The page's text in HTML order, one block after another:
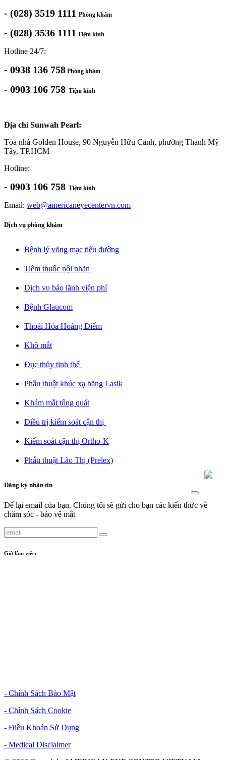
- (028) 3519 1111 Phòng khám
- (028) 3536 1111 Tiệm kính
Hotline 24/7:
- 0938 136 758 Phòng khám
- 0903 106 758 Tiệm kính
Địa chỉ Sunwah Pearl:
Tòa nhà Golden House, 90 Nguyễn Hữu Cảnh, phường Thạnh Mỹ
Tây, TP.HCM
Hotline:
- 0903 106 758 Tiệm kính
Email: web@americaneyecentervn.com
Dịch vụ phòng khám
Bệnh lý võng mạc tiểu đường​
Tiêm thuốc nội nhãn ​
Dịch vụ bảo lãnh viện phí​
Bệnh Glaucom​
Thoái Hóa Hoàng Điểm​
Khô mắt​
Đục thủy tinh thể ​
Phẫu thuật khúc xạ bằng Lasik​
Khám mắt tổng quát​
Điều trị kiểm soát cận thị ​
Kiểm soát cận thị Ortho-K​
Phẫu thuật Lão Thị (Prelex)​
Đăng ký nhận tin
Để lại email của bạn. Chúng tôi sẽ gửi cho bạn các kiến thức về
chăm sóc - bảo vệ mắt
Giờ làm việc:
- Chính Sách Bảo Mật
- Chính Sách Cookie
- Điều Khoản Sử Dụng
- Medical Disclaimer